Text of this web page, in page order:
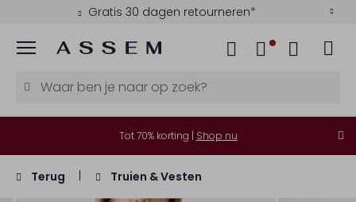
Gratis 30 dagen retourneren*
Menu
Tot 70% korting | Shop nu
Terug Truien & Vesten